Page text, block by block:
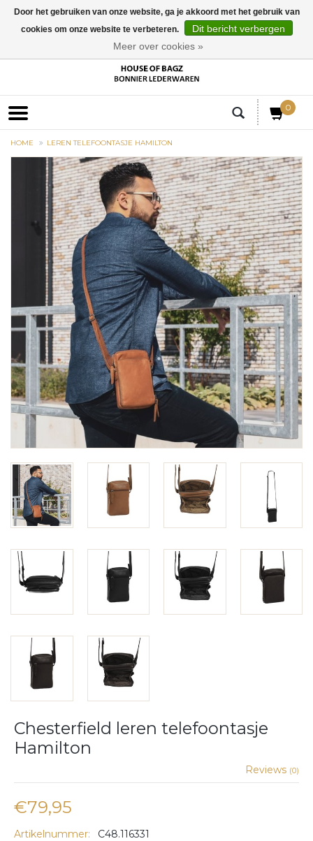
0
HOME LEREN TELEFOONTASJE HAMILTON
Chesterfield leren telefoontasje
Hamilton
Reviews (0)
€79,95
Artikelnummer:
C48.116331
Door het gebruiken van onze website, ga je akkoord met het gebruik van
cookies om onze website te verbeteren.
Dit bericht verbergen
Meer over cookies »